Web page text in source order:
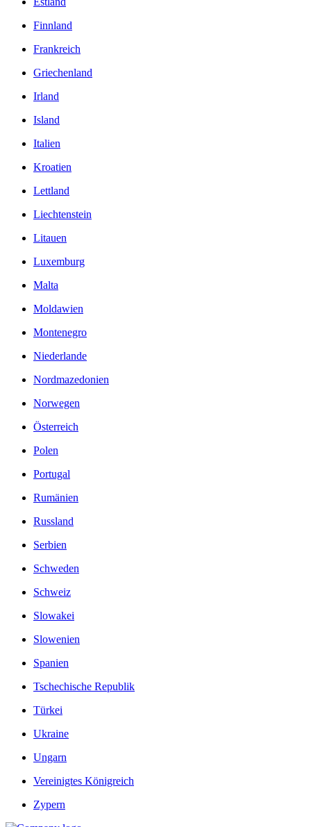
Finnland
Frankreich
Griechenland
Irland
Island
Italien
Kroatien
Lettland
Liechtenstein
Litauen
Luxemburg
Malta
Moldawien
Montenegro
Niederlande
Nordmazedonien
Norwegen
Österreich
Polen
Portugal
Rumänien
Russland
Serbien
Schweden
Schweiz
Slowakei
Slowenien
Spanien
Tschechische Republik
Türkei
Ukraine
Ungarn
Vereinigtes Königreich
Zypern